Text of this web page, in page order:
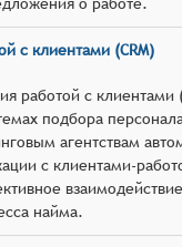
с клиентами (CRM)
работой с клиентами
подбора
агентствам
с клиентами-
найма.